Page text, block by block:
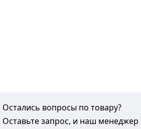
Остались вопросы по товару?
Оставьте запрос, и наш менеджер